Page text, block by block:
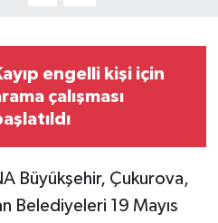
engelli kişi için
çalışması
Büyükşehir, Çukurova,
Belediyeleri 19 Mayıs